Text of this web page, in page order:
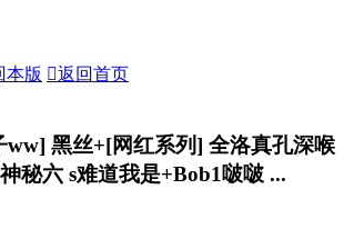
本版 返回首页
ww] 黑丝+[网红系列] 全洛真孔深喉
秘六 s难道我是+Bob1啵啵 ...